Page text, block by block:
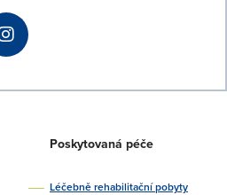
Poskytovaná péče
Léčebně rehabilitační pobyty